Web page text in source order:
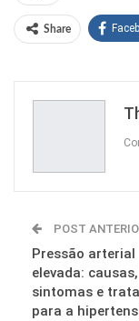
Share
POST
Pressão arterial
elevada: causas,
sintomas e
para a